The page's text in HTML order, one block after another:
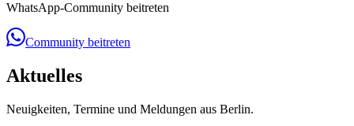
WhatsApp-Community beitreten
Community beitreten
Aktuelles
Neuigkeiten, Termine und Meldungen aus Berlin.